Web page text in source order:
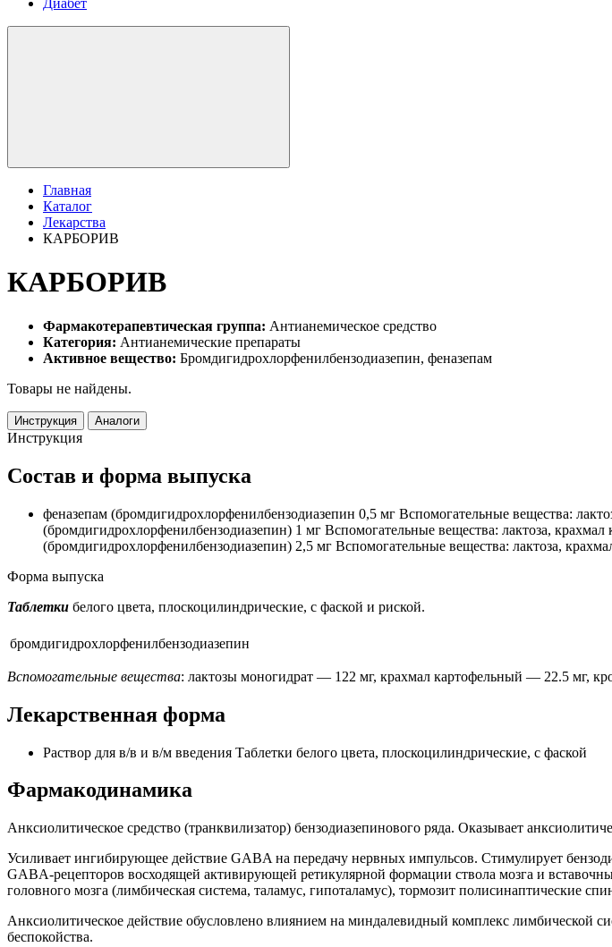
Диабет
Главная
Каталог
Лекарства
КАРБОРИВ
КАРБОРИВ
Фармакотерапевтическая группа: Антианемическое средство
Категория: Антианемические препараты
Активное вещество: Бромдигидрохлорфенилбензодиазепин, феназепам
Товары не найдены.
Инструкция Аналоги
Инструкция
Состав и форма выпуска
феназепам (бромдигидрохлорфенилбензодиазепин 0,5 мг Вспомогательные вещества:
(бромдигидрохлорфенилбензодиазепин) 1 мг Вспомогательные вещества: лактоза,
(бромдигидрохлорфенилбензодиазепин) 2,5 мг Вспомогательные вещества: лактоза,
Форма выпуска
Таблетки белого цвета, плоскоцилиндрические, с фаской и риской.
бромдигидрохлорфенилбензодиазепин
Вспомогательные вещества: лактозы моногидрат — 122 мг, крахмал картофельный — 22.5 мг,
Лекарственная форма
Раствор для в/в и в/м введения Таблетки белого цвета, плоскоцилиндрические, с фаской
Фармакодинамика
Анксиолитическое средство (транквилизатор) бензодиазепинового ряда. Оказывает
Усиливает ингибирующее действие GABA на передачу нервных импульсов. Стимулирует
GABA-рецепторов восходящей активирующей ретикулярной формации ствола мозга и
головного мозга (лимбическая система, таламус, гипоталамус), тормозит полисинаптические
Анксиолитическое действие обусловлено влиянием на миндалевидный комплекс лимбической
беспокойства.